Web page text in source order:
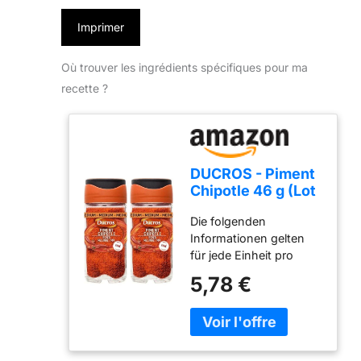
Imprimer
Où trouver les ingrédients spécifiques pour ma
recette ?
DUCROS - Piment
Chipotle 46 g (Lot
Die folgenden
Informationen gelten
für jede Einheit pro
informations ci-
dessous s'appliquent à
chaque unité du pack
Laissez-vous tenter
Faites voyager vos
5,78 €